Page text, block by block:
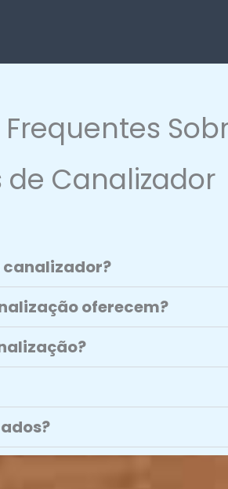
de Canalizador
canalizador?
oferecem?